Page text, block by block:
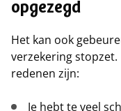
opgezegd
Het kan ook
verzekering
redenen zijn:
Je hebt te veel